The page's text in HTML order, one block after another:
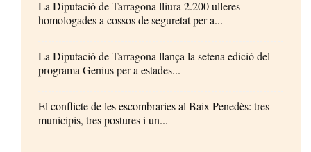
La Diputació de Tarragona lliura 2.200 ulleres
homologades a cossos de seguretat per a...
La Diputació de Tarragona llança la setena edició del
programa Genius per a estades...
El conflicte de les escombraries al Baix Penedès: tres
municipis, tres postures i un...